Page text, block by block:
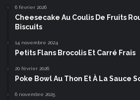
6 février 2026
Cheesecake Au Coulis De Fruits
Biscuits
14 novembre 2024
Petits Flans Brocolis Et Carré Frais
20 février 2026
Poke Bowl Au Thon Et À La Sauce
6 novembre 2025